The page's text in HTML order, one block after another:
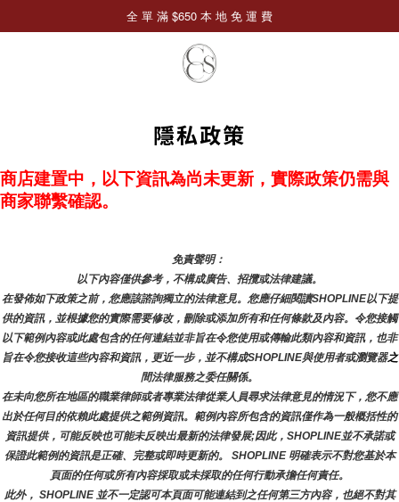
隱私政策
商店建置中，以下資訊為尚未更新，實際政策仍需與
商家聯繫確認。
免責聲明：
以下內容僅供參考，不構成廣告、招攬或法律建議。
在發佈如下政策之前，您應該諮詢獨立的法律意見。您應仔細閱讀SHOPLINE以下提
供的資訊，並根據您的實際需要修改，刪除或添加所有和任何條款及內容。令您接觸
以下範例內容或此處包含的任何連結並非旨在令您使用或傳輸此類內容和資訊，也非
旨在令您接收這些內容和資訊，更近一步，並不構成SHOPLINE與使用者或瀏覽器之
間法律服務之委任關係。
在未向您所在地區的職業律師或者專業法律從業人員尋求法律意見的情況下，您不應
出於任何目的依賴此處提供之範例資訊。範例內容所包含的資訊僅作為一般概括性的
資訊提供，可能反映也可能未反映出最新的法律發展;因此，SHOPLINE並不承諾或
保證此範例的資訊是正確、完整或即時更新的。 SHOPLINE 明確表示不對您基於本
頁面的任何或所有內容採取或未採取的任何行動承擔任何責任。
此外， SHOPLINE 並不一定認可本頁面可能連結到之任何第三方內容，也絕不對其